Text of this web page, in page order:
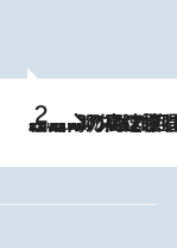
2026.8.7
「湘南乃風に憧れて」観客大盛上がりの“タオル回し”に、ラッパー顔負けの高速歌唱まで…さだまさし（74）のアグレッシブすぎる現在地